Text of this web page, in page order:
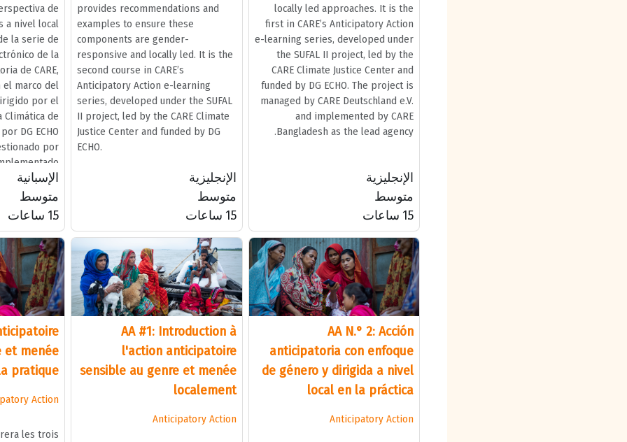
locally led approaches. It is the
first in CARE’s Anticipatory Action
e-learning series, developed under
the SUFAL II project, led by the
CARE Climate Justice Center and
funded by DG ECHO. The project is
managed by CARE Deutschland e.V.
and implemented by CARE
Bangladesh as the lead agency.
الإنجليزية
متوسط
1.5 ساعات
provides recommendations and
examples to ensure these
components are gender-
responsive and locally led. It is the
second course in CARE’s
Anticipatory Action e-learning
series, developed under the SUFAL
II project, led by the CARE Climate
Justice Center and funded by DG
ECHO.
الإنجليزية
متوسط
1.5 ساعات
de
nivel local.
la serie de
de la
de CARE,
marco del
por el
Climática de
DG ECHO.
por
agencia
principal.
الإسبانية
متوسط
1.5 ساعات
AA N.° 2: Acción
anticipatoria con enfoque
de género y dirigida a nivel
local en la práctica
Anticipatory Action
AA #1: Introduction à
l'action anticipatoire
sensible au genre et menée
localement
Anticipatory Action
et menée
pratique
Action
les trois